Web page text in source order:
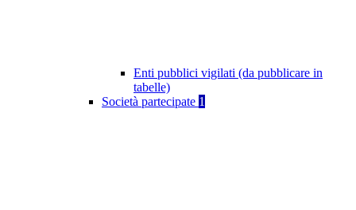
Enti pubblici vigilati (da pubblicare in
tabelle)
Società partecipate 1